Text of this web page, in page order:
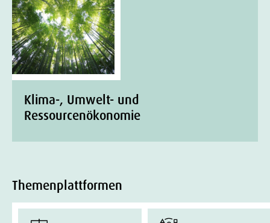
Klima-, Umwelt- und
Ressourcenökonomie
Themenplattformen